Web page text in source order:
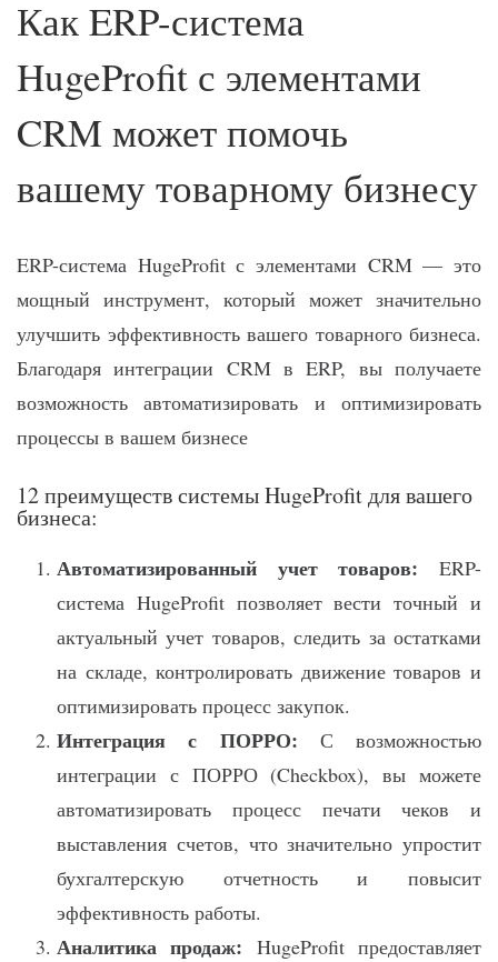
Как ERP-система
HugeProfit с элементами
CRM может помочь
вашему товарному бизнесу
ERP-система HugeProfit с элементами CRM — это
мощный инструмент, который может значительно
улучшить эффективность вашего товарного бизнеса.
Благодаря интеграции CRM в ERP, вы получаете
возможность автоматизировать и оптимизировать
процессы в вашем бизнесе
12 преимуществ системы HugeProfit для вашего
бизнеса:
Автоматизированный учет товаров: ERP-
система HugeProfit позволяет вести точный и
актуальный учет товаров, следить за остатками
на складе, контролировать движение товаров и
оптимизировать процесс закупок.
Интеграция с ПОРРО: С возможностью
интеграции с ПОРРО (Checkbox), вы можете
автоматизировать процесс печати чеков и
выставления счетов, что значительно упростит
бухгалтерскую отчетность и повысит
эффективность работы.
Аналитика продаж: HugeProfit предоставляет